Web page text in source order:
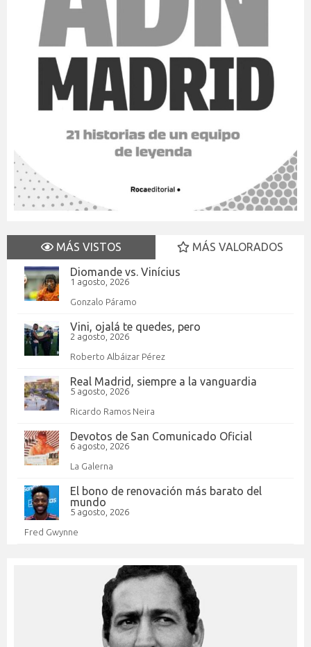
MÁS VISTOS
MÁS VALORADOS
Diomande vs. Vinícius
1 agosto, 2026
Gonzalo Páramo
Vini, ojalá te quedes, pero
2 agosto, 2026
Roberto Albáizar Pérez
Real Madrid, siempre a la vanguardia
5 agosto, 2026
Ricardo Ramos Neira
Devotos de San Comunicado Oficial
6 agosto, 2026
La Galerna
El bono de renovación más barato del
mundo
5 agosto, 2026
Fred Gwynne